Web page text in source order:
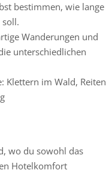
bestimmen, wie lange
soll.
Wanderungen und
unterschiedlichen
Klettern im Wald, Reiten
wo du sowohl das
Hotelkomfort